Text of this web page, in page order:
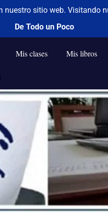
Mis clases Mis libros